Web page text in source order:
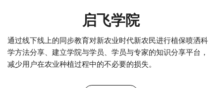
启飞学院
通过线下线上的同步教育对新农业时代新农民进行植保喷洒科
学方法分享、建立学院与学员、学员与专家的知识分享平台，
减少用户在农业种植过程中的不必要的损失。